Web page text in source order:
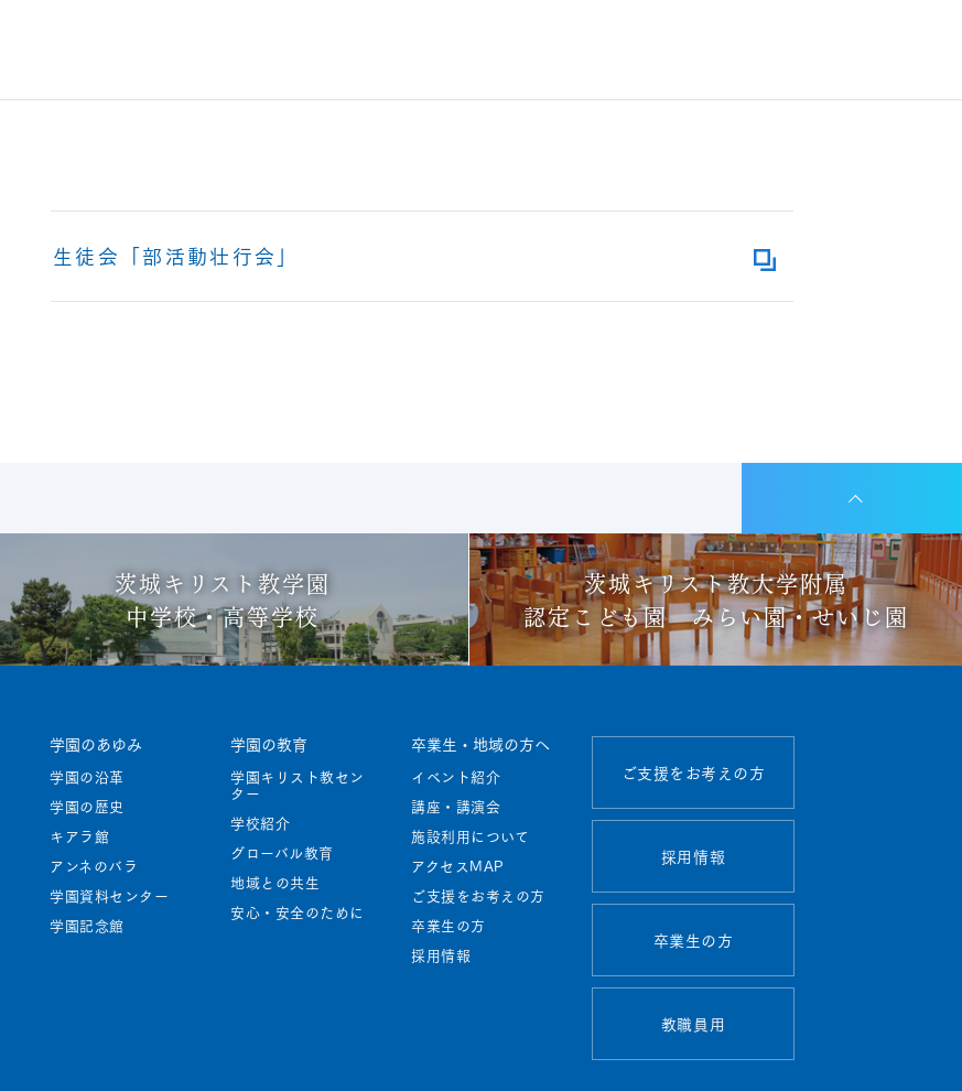
生徒会「部活動壮行会」
茨城キリスト教学園
中学校・高等学校
茨城キリスト教大学附属
認定こども園 みらい園・せいじ園
学園のあゆみ
学園の沿革
学園の歴史
キアラ館
アンネのバラ
学園資料センター
学園記念館
学園の教育
学園キリスト教セン
ター
学校紹介
グローバル教育
地域との共生
安心・安全のために
卒業生・地域の方へ
イベント紹介
講座・講演会
施設利用について
アクセスMAP
ご支援をお考えの方
卒業生の方
採用情報
ご支援をお考えの方
採用情報
卒業生の方
教職員用